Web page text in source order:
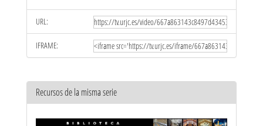
URL:
IFRAME:
Recursos de la misma serie